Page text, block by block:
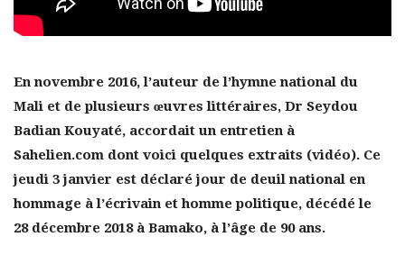
En novembre 2016, l’auteur de l’hymne national du
Mali et de plusieurs œuvres littéraires, Dr Seydou
Badian Kouyaté, accordait un entretien à
Sahelien.com dont voici quelques extraits (vidéo). Ce
jeudi 3 janvier est déclaré jour de deuil national en
hommage à l’écrivain et homme politique, décédé le
28 décembre 2018 à Bamako, à l’âge de 90 ans.